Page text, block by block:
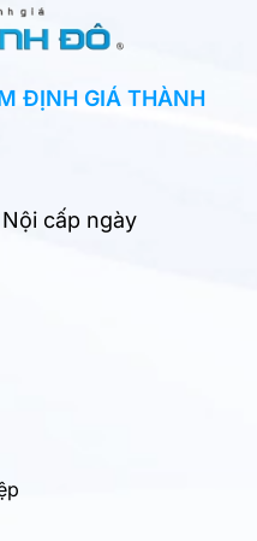
ĐỊNH GIÁ THÀNH
cấp ngày